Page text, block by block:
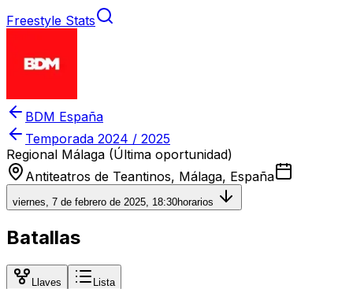
Freestyle Stats
BDM España
Temporada 2024 / 2025
Regional Málaga (Última oportunidad)
Antiteatros de Teantinos, Málaga, España
viernes, 7 de febrero de 2025, 18:30horarios
Batallas
Llaves Lista